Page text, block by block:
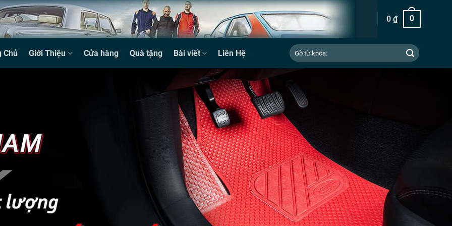
0₫ 0
Chủ Giới Thiệu Cửa hàng Quà tặng Bài viết Liên Hệ
Tìm
kiếm: